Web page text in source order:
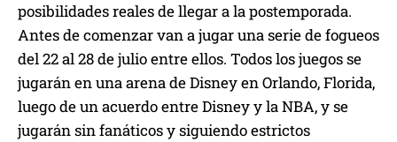
posibilidades reales de llegar a la postemporada.
Antes de comenzar van a jugar una serie de fogueos
del 22 al 28 de julio entre ellos. Todos los juegos se
jugarán en una arena de Disney en Orlando, Florida,
luego de un acuerdo entre Disney y la NBA, y se
jugarán sin fanáticos y siguiendo estrictos